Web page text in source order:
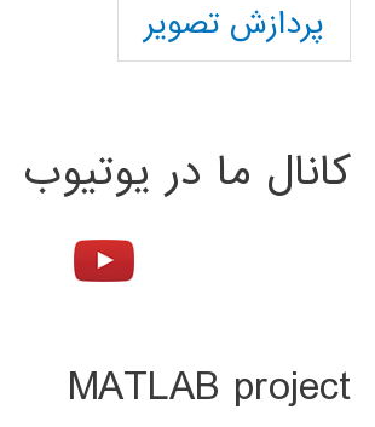
پردازش تصویر
کانال ما در یوتیوب
MATLAB project